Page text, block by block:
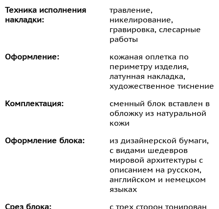
Техника исполнения
накладки:
травление,
никелирование,
гравировка, слесарные
работы
Оформление:
кожаная оплетка по
периметру изделия,
латунная накладка,
художественное тиснение
Комплектация:
сменный блок вставлен в
обложку из натуральной
кожи
Оформление блока:
из дизайнерской бумаги,
с видами шедевров
мировой архитектуры с
описанием на русском,
английском и немецком
языках
Срез блока:
с трех сторон тонирован